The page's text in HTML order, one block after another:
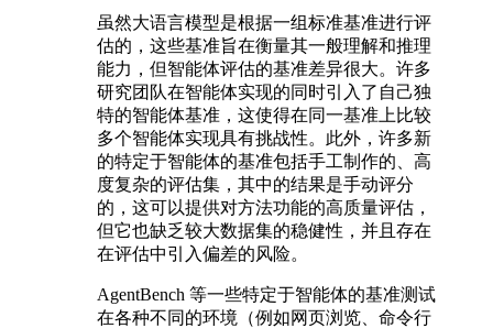
虽然大语言模型是根据一组标准基准进行评
估的，这些基准旨在衡量其一般理解和推理
能力，但智能体评估的基准差异很大。许多
研究团队在智能体实现的同时引入了自己独
特的智能体基准，这使得在同一基准上比较
多个智能体实现具有挑战性。此外，许多新
的特定于智能体的基准包括手工制作的、高
度复杂的评估集，其中的结果是手动评分
的，这可以提供对方法功能的高质量评估，
但它也缺乏较大数据集的稳健性，并且存在
在评估中引入偏差的风险。
AgentBench 等一些特定于智能体的基准测试
在各种不同的环境（例如网页浏览、命令行